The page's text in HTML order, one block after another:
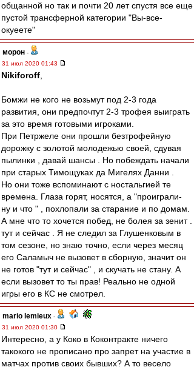
общанной но так и почти 20 лет спустя все еще
пустой трансферной категории "Вы-все-
окуеете"
морон -
31 июл 2020 01:43
Nikiforoff
Бомжи не кого не возьмут под 2-3 года
развития, они предпочтут 2-3 трофея выиграть
за это время готовыми игроками.
При Петржеле они прошли безтрофейную
дорожку с золотой молодежью своей, сдувая
пылинки , давай шансы . Но побеждать начали
при старых Тимощуках да Мигелях Данни .
Но они тоже вспоминают с ностальгией те
времена. Глаза горят, носятся, а "проиграли-
ну и что " , похлопали за старание и по домам.
А мне что то хочется побед, не болея за зенит .
тут и сейчас . Я не следил за Глушенковым в
том сезоне, но знаю точно, если через месяц
его Саламыч не вызовет в сборную, значит он
не готов "тут и сейчас" , и скучать не стану. А
если вызовет то ты прав! Реально не одной
игры его в КС не смотрел.
mario lemieux -
31 июл 2020 01:30
Интересно, а у Коко в Коконтракте ничего
такокого не прописано про запрет на участие в
матчах против своих бывших? А то весело